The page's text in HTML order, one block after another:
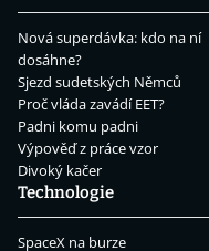
Nová superdávka: kdo na ní
dosáhne?
Sjezd sudetských Němců
Proč vláda zavádí EET?
Padni komu padni
Výpověď z práce vzor
Divoký kačer
Technologie
SpaceX na burze